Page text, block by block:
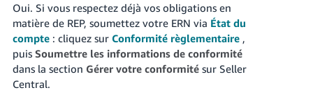
Oui. Si vous respectez déjà vos obligations en
matière de REP, soumettez votre ERN via État du
compte : cliquez sur Conformité règlementaire ,
puis Soumettre les informations de conformité
dans la section Gérer votre conformité sur Seller
Central.